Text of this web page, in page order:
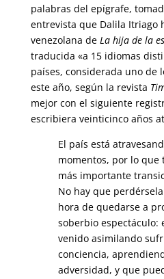
palabras del epígrafe,
entrevista que Dalila Itriago
venezolana de La hija de la
traducida «a 15 idiomas
países, considerada uno de
este año, según la revista
mejor con el siguiente
escribiera veinticinco años
El país está
momentos, por lo que
más importante
No hay que
hora de quedarse a
soberbio espectáculo:
venido asimilando
conciencia,
adversidad, y que